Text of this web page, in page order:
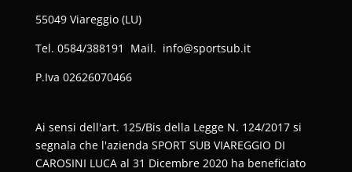
55049 Viareggio (LU)
Tel. 0584/388191 Mail. info@sportsub.it
P.Iva 02626070466
Ai sensi dell'art. 125/Bis della Legge N. 124/2017 si
segnala che l'azienda SPORT SUB VIAREGGIO DI
CAROSINI LUCA al 31 Dicembre 2020 ha beneficiato